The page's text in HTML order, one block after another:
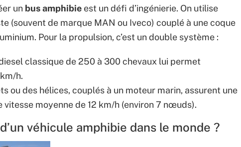
un bus amphibie est un défi d’ingénierie. On utilise
(souvent de marque MAN ou Iveco) couplé à une coque
Pour la propulsion, c’est un double système :
classique de 250 à 300 chevaux lui permet
h.
ou des hélices, couplés à un moteur marin, assurent une
vitesse moyenne de 12 km/h (environ 7 nœuds).
véhicule amphibie dans le monde ?